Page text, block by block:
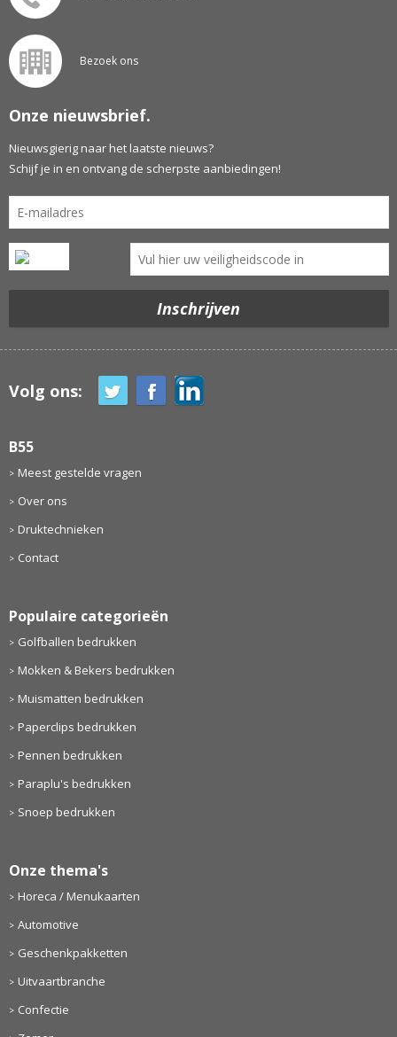
Bezoek ons
Onze nieuwsbrief.
Nieuwsgierig naar het laatste nieuws?
Schijf je in en ontvang de scherpste aanbiedingen!
Volg ons:
B55
Meest gestelde vragen
Over ons
Druktechnieken
Contact
Populaire categorieën
Golfballen bedrukken
Mokken & Bekers bedrukken
Muismatten bedrukken
Paperclips bedrukken
Pennen bedrukken
Paraplu's bedrukken
Snoep bedrukken
Onze thema's
Horeca / Menukaarten
Automotive
Geschenkpakketten
Uitvaartbranche
Confectie